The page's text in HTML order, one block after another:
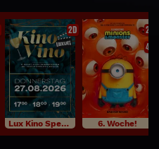
2D
Lux Kino Specials
2D
4K
6. Woche!